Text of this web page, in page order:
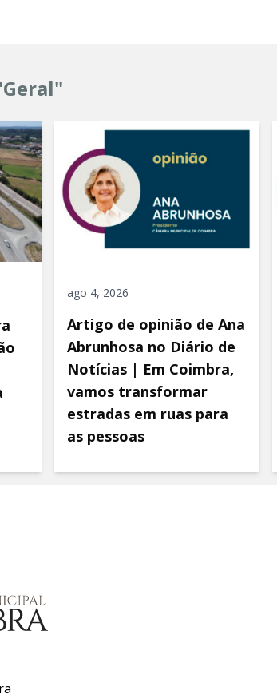
ago 4, 2026
Artigo de opinião de Ana
Abrunhosa no Diário de
Notícias | Em Coimbra,
vamos transformar
estradas em ruas para
as pessoas